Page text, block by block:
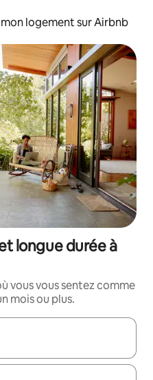
logement sur Airbnb
longue durée à
vous vous sentez comme
mois ou plus.
utilisez les flèches vers le